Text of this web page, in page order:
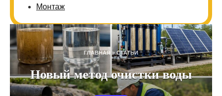
Монтаж
ГЛАВНАЯ »СТАТЬИ
Новый метод очистки воды